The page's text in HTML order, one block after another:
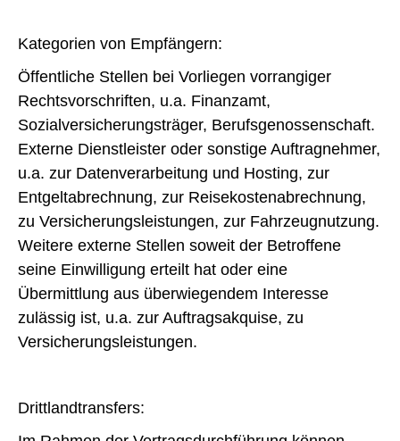
Kategorien von Empfängern:
Öffentliche Stellen bei Vorliegen vorrangiger
Rechtsvorschriften, u.a. Finanzamt,
Sozialversicherungsträger, Berufsgenossenschaft.
Externe Dienstleister oder sonstige Auftragnehmer,
u.a. zur Datenverarbeitung und Hosting, zur
Entgeltabrechnung, zur Reisekostenabrechnung,
zu Versicherungsleistungen, zur Fahrzeugnutzung.
Weitere externe Stellen soweit der Betroffene
seine Einwilligung erteilt hat oder eine
Übermittlung aus überwiegendem Interesse
zulässig ist, u.a. zur Auftragsakquise, zu
Versicherungsleistungen.
Drittlandtransfers: